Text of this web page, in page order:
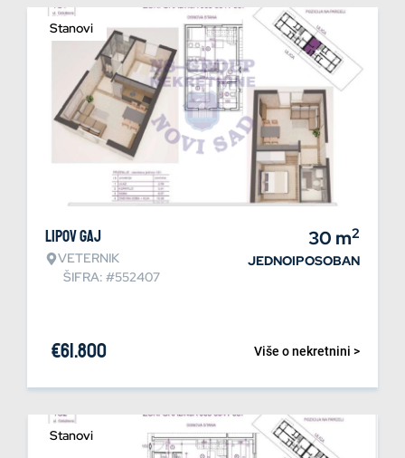
Stanovi
Lipov gaj
VETERNIK
ŠIFRA: #552407
30 m2
JEDNOIPOSOBAN
Više o nekretnini >
€61.800
Stanovi